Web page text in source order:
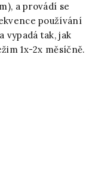
a provádí se
používání
vypadá tak, jak
1x-2x měsíčně.